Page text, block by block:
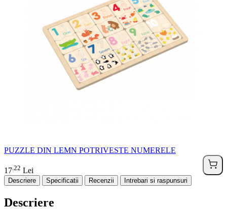
PUZZLE DIN LEMN POTRIVESTE NUMERELE
17 22 Lei
Descriere Specificatii Recenzii Intrebari si raspunsuri
Descriere